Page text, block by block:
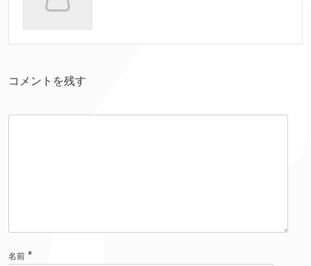
コメントを残す
名前 *